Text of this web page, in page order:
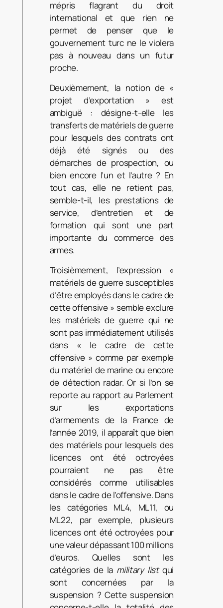
mépris flagrant du droit
international et que rien ne
permet de penser que le
gouvernement turc ne le violera
pas à nouveau dans un futur
proche.
Deuxièmement, la notion de «
projet d’exportation » est
ambiguë : désigne-t-elle les
transferts de matériels de guerre
pour lesquels des contrats ont
déjà été signés ou des
démarches de prospection, ou
bien encore l’un et l’autre ? En
tout cas, elle ne retient pas,
semble-t-il, les prestations de
service, d’entretien et de
formation qui sont une part
importante du commerce des
armes.
Troisièmement, l’expression «
matériels de guerre susceptibles
d’être employés dans le cadre de
cette offensive » semble exclure
les matériels de guerre qui ne
sont pas immédiatement utilisés
dans « le cadre de cette
offensive » comme par exemple
du matériel de marine ou encore
de détection radar. Or si l’on se
reporte au rapport au Parlement
sur les exportations
d’armements de la France de
l’année 2019, il apparaît que bien
des matériels pour lesquels des
licences ont été octroyées
pourraient ne pas être
considérés comme utilisables
dans le cadre de l’offensive. Dans
les catégories ML4, ML11, ou
ML22, par exemple, plusieurs
licences ont été octroyées pour
une valeur dépassant 100 millions
d’euros. Quelles sont les
catégories de la military listqui
sont concernées par la
suspension ? Cette suspension